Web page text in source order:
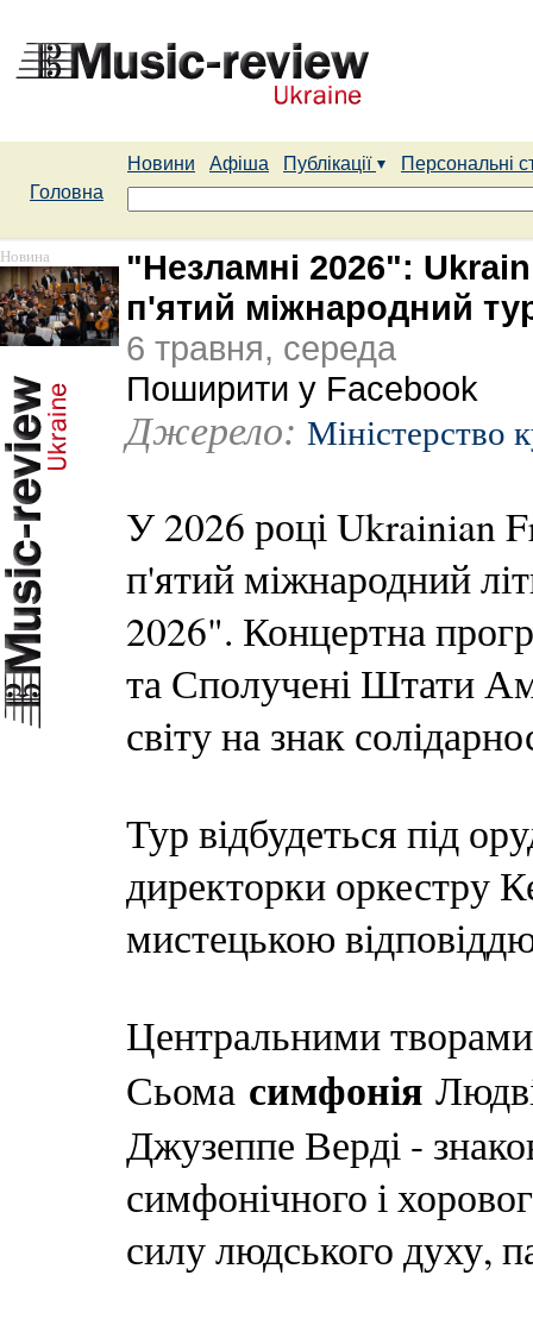
Новини Афіша Публікації
Персональні
Головна
Новина
"Незламні 2026":
п'ятий міжнародний
6 травня, середа
Поширити у Facebook
Джерело: Міністерство
У 2026 році Ukrainian
п'ятий міжнародний
2026". Концертна
та Сполучені Штати
світу на знак
Тур відбудеться під
директорки оркестру
мистецькою
Центральними
Сьома симфонія
Джузеппе Верді -
симфонічного і
силу людського духу,